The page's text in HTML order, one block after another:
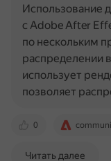
0
Использование
с Adobe After
по нескольким
распределении
использует
позволяет
Читать далее